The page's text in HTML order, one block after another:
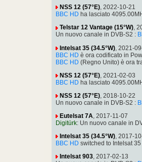
NSS 12 (57°E), 2022-10-21
BBC HD ha lasciato
Telstar 12 Vantage (15°W),
Un nuovo canale in DVB-S2 :
Intelsat 35 (34.5°W) , 2021-
BBC HD è ora codificato in
BBC HD (Regno Unito) è ora
NSS 12 (57°E), 2021-02-03
BBC HD ha lasciato
NSS 12 (57°E), 2018-10-22
Un nuovo canale in DVB-S2 :
Eutelsat 7A, 2017-11-07
Digitürk: Un nuovo canale in
Intelsat 35 (34.5°W), 2017-
BBC HD switched to Intelsat
Intelsat 903, 2017-02-13